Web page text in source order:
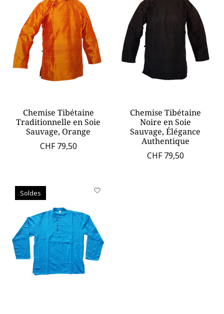
Chemise Tibétaine
Traditionnelle en Soie
Sauvage, Orange
CHF 79,50
Chemise Tibétaine
Noire en Soie
Sauvage, Élégance
Authentique
CHF 79,50
Soldes